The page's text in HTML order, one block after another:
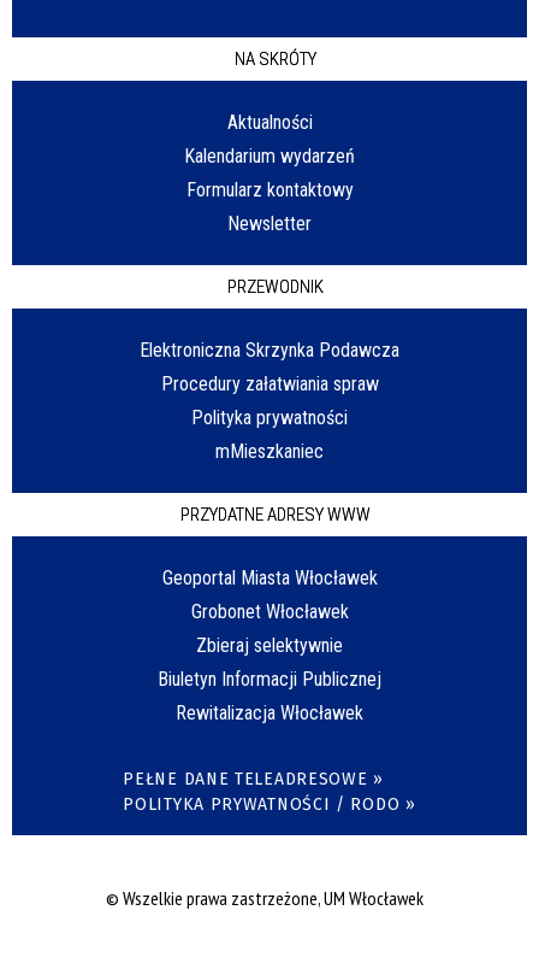
NA SKRÓTY
Aktualności
Kalendarium wydarzeń
Formularz kontaktowy
Newsletter
PRZEWODNIK
Elektroniczna Skrzynka Podawcza
Procedury załatwiania spraw
Polityka prywatności
mMieszkaniec
PRZYDATNE ADRESY WWW
Geoportal Miasta Włocławek
Grobonet Włocławek
Zbieraj selektywnie
Biuletyn Informacji Publicznej
Rewitalizacja Włocławek
PEŁNE DANE TELEADRESOWE »
POLITYKA PRYWATNOŚCI / RODO »
© Wszelkie prawa zastrzeżone, UM Włocławek